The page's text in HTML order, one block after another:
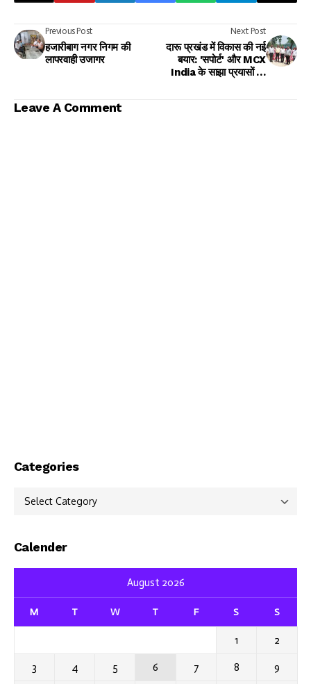
Previous Post
हजारीबाग नगर निगम की
लापरवाही उजागर
Next Post
दारू प्रखंड में विकास की नई
बयार: 'सपोर्ट' और MCX
India के साझा प्रयासों को
Leave A Comment
Categories
Categories
Calender
August 2026
M T W T F S S
1 2
3 4 5 6 7 8 9